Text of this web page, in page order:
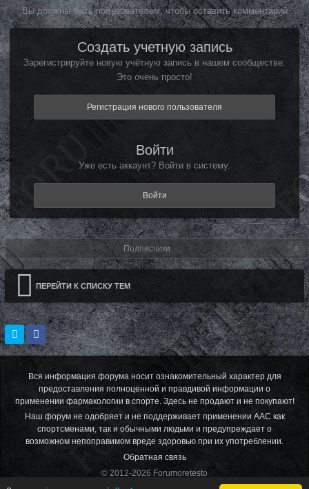
Вы должны быть пользователем, чтобы оставить комментарий
Создать учетную запись
Зарегистрируйте новую учётную запись в нашем сообществе.
Это очень просто!
Регистрация нового пользователя
Войти
Уже есть аккаунт? Войти в систему.
Войти
Подписчики 0
ПЕРЕЙТИ К СПИСКУ ТЕМ
Вся информация форума носит ознакомительный характер для
предоставления полноценной и правдивой информации о
применении фармакологии в спорте. Здесь не продают и не покупают!
Наш форум не одобряет и не поддерживает применении ААС как
спортсменами, так и обычными людьми и предупреждает о
возможном непоправимом вреде здоровью при их употреблении.
Обратная связь
© 2012-2026 Forumoretesto